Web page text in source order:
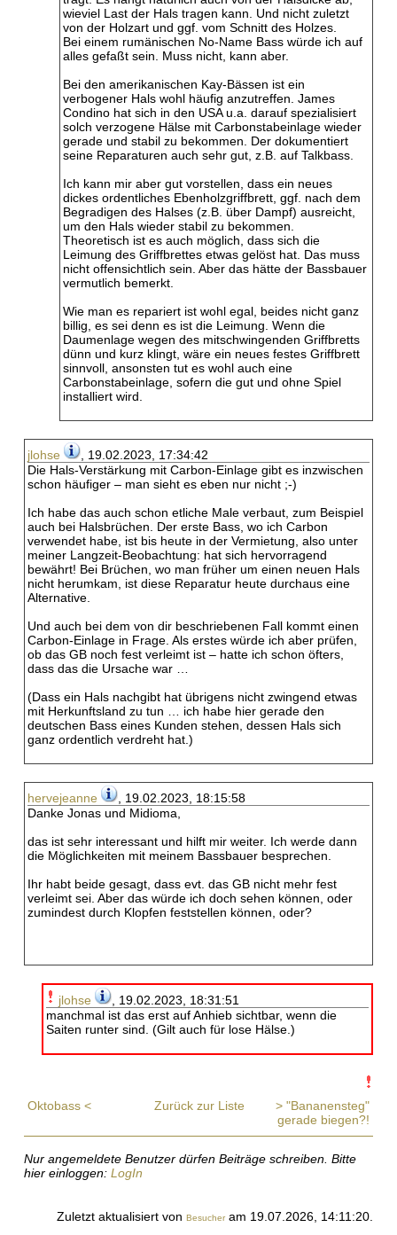
wieviel Last der Hals tragen kann. Und nicht zuletzt
von der Holzart und ggf. vom Schnitt des Holzes.
Bei einem rumänischen No-Name Bass würde ich auf
alles gefaßt sein. Muss nicht, kann aber.
Bei den amerikanischen Kay-Bässen ist ein
verbogener Hals wohl häufig anzutreffen. James
Condino hat sich in den USA u.a. darauf spezialisiert
solch verzogene Hälse mit Carbonstabeinlage wieder
gerade und stabil zu bekommen. Der dokumentiert
seine Reparaturen auch sehr gut, z.B. auf Talkbass.
Ich kann mir aber gut vorstellen, dass ein neues
dickes ordentliches Ebenholzgriffbrett, ggf. nach dem
Begradigen des Halses (z.B. über Dampf) ausreicht,
um den Hals wieder stabil zu bekommen.
Theoretisch ist es auch möglich, dass sich die
Leimung des Griffbrettes etwas gelöst hat. Das muss
nicht offensichtlich sein. Aber das hätte der Bassbauer
vermutlich bemerkt.
Wie man es repariert ist wohl egal, beides nicht ganz
billig, es sei denn es ist die Leimung. Wenn die
Daumenlage wegen des mitschwingenden Griffbretts
dünn und kurz klingt, wäre ein neues festes Griffbrett
sinnvoll, ansonsten tut es wohl auch eine
Carbonstabeinlage, sofern die gut und ohne Spiel
installiert wird.
jlohse
, 19.02.2023, 17:34:42
Die Hals-Verstärkung mit Carbon-Einlage gibt es inzwischen
schon häufiger – man sieht es eben nur nicht ;-)
Ich habe das auch schon etliche Male verbaut, zum Beispiel
auch bei Halsbrüchen. Der erste Bass, wo ich Carbon
verwendet habe, ist bis heute in der Vermietung, also unter
meiner Langzeit-Beobachtung: hat sich hervorragend
bewährt! Bei Brüchen, wo man früher um einen neuen Hals
nicht herumkam, ist diese Reparatur heute durchaus eine
Alternative.
Und auch bei dem von dir beschriebenen Fall kommt einen
Carbon-Einlage in Frage. Als erstes würde ich aber prüfen,
ob das GB noch fest verleimt ist – hatte ich schon öfters,
dass das die Ursache war …
(Dass ein Hals nachgibt hat übrigens nicht zwingend etwas
mit Herkunftsland zu tun … ich habe hier gerade den
deutschen Bass eines Kunden stehen, dessen Hals sich
ganz ordentlich verdreht hat.)
hervejeanne
, 19.02.2023, 18:15:58
Danke Jonas und Midioma,
das ist sehr interessant und hilft mir weiter. Ich werde dann
die Möglichkeiten mit meinem Bassbauer besprechen.
Ihr habt beide gesagt, dass evt. das GB nicht mehr fest
verleimt sei. Aber das würde ich doch sehen können, oder
zumindest durch Klopfen feststellen können, oder?
jlohse
, 19.02.2023, 18:31:51
manchmal ist das erst auf Anhieb sichtbar, wenn die
Saiten runter sind. (Gilt auch für lose Hälse.)
Oktobass < Zurück zur Liste
> "Bananensteg"
gerade biegen?!
Nur angemeldete Benutzer dürfen Beiträge schreiben. Bitte
hier einloggen: LogIn
Zuletzt aktualisiert von Besucheram 19.07.2026, 14:11:20.